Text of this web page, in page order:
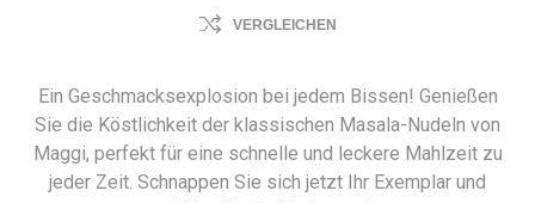
VERGLEICHEN
Ein Geschmacksexplosion bei jedem Bissen! Genießen
Sie die Köstlichkeit der klassischen Masala-Nudeln von
Maggi, perfekt für eine schnelle und leckere Mahlzeit zu
jeder Zeit. Schnappen Sie sich jetzt Ihr Exemplar und